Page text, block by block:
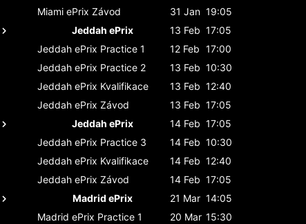
Miami ePrix Závod 31 Jan 19:05
Jeddah ePrix
13 Feb 17:05
Jeddah ePrix Practice 1 12 Feb 17:00
Jeddah ePrix Practice 2 13 Feb 10:30
Jeddah ePrix Kvalifikace 13 Feb 12:40
Jeddah ePrix Závod 13 Feb 17:05
Jeddah ePrix
14 Feb 17:05
Jeddah ePrix Practice 3 14 Feb 10:30
Jeddah ePrix Kvalifikace 14 Feb 12:40
Jeddah ePrix Závod 14 Feb 17:05
Madrid ePrix
21 Mar 14:05
Madrid ePrix Practice 1 20 Mar 15:30